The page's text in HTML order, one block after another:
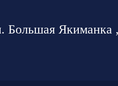
Большая Якиманка